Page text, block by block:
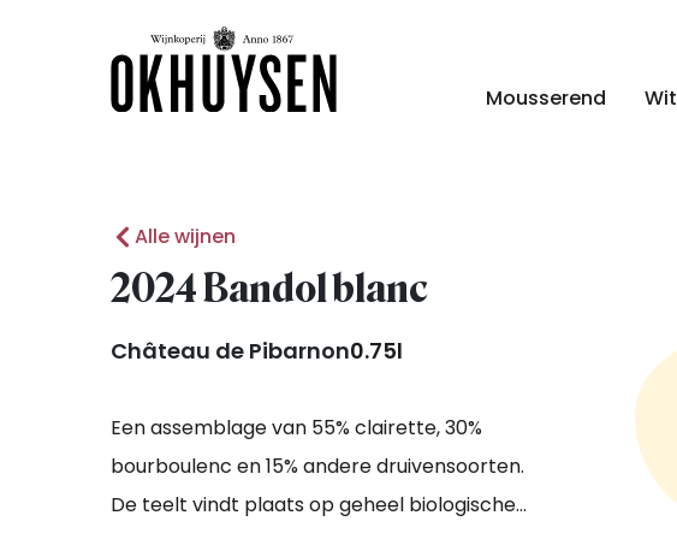
Mousserend Wit
Alle wijnen
2024 Bandol blanc
Château de Pibarnon0.75l
Een assemblage van 55% clairette, 30%
bourboulenc en 15% andere druivensoorten.
De teelt vindt plaats op geheel biologische